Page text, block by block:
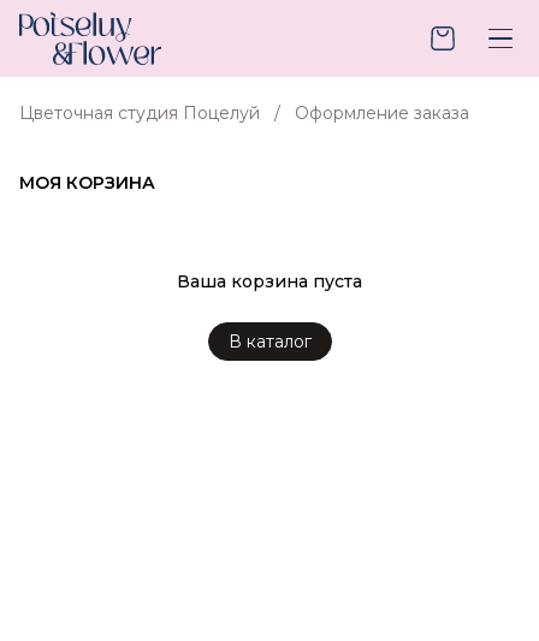
Цветочная студия Поцелуй Оформление заказа
МОЯ КОРЗИНА
Ваша корзина пуста
В каталог